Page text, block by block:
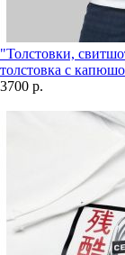
"Толстовки,
толстовка с
3700 р.